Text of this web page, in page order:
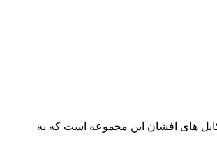
به قیمت فروش عمده قابل ارسال به سراسر کشور است. کابل افشان 1.5*2 از پرفروش ترین کابل های افشان این مجموعه است که به